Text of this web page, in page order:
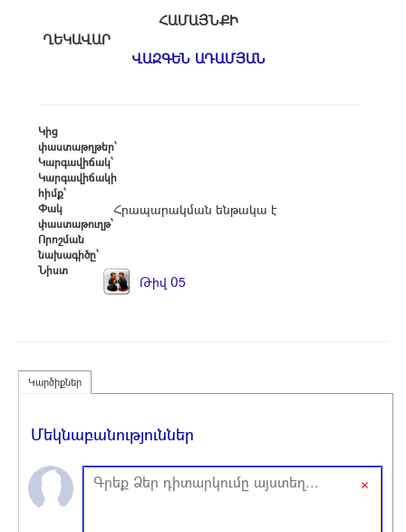
ՀԱՄԱՅՆՔԻ
ՂԵԿԱՎԱՐ
ՎԱԶԳԵՆ ԱԴԱՄՅԱՆ
Կից
փաստաթղթեր՝
Կարգավիճակ՝
Կարգավիճակի
հիմք՝
Փակ
փաստաթուղթ՝
Հրապարակման ենթակա է
Որոշման
նախագիծը՝
Նիստ
Թիվ 05
Կարծիքներ
Մեկնաբանություններ
×